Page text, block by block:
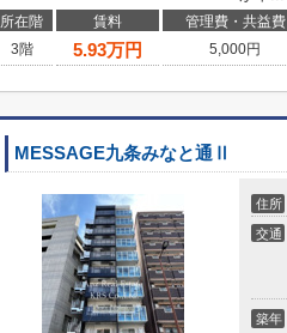
所在階 賃料 管理費・共益費
3階
5.93万円 5,000円
MESSAGE九条みなと通Ⅱ
住所
交通
築年